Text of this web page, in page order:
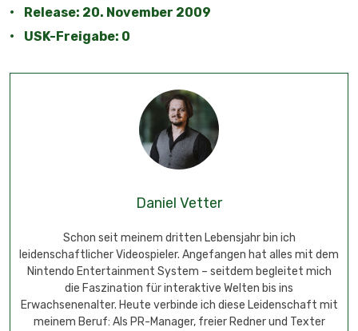
• Release: 20. November 2009
• USK-Freigabe: 0
Daniel Vetter
Schon seit meinem dritten Lebensjahr bin ich
leidenschaftlicher Videospieler. Angefangen hat alles mit dem
Nintendo Entertainment System – seitdem begleitet mich
die Faszination für interaktive Welten bis ins
Erwachsenenalter. Heute verbinde ich diese Leidenschaft mit
meinem Beruf: Als PR-Manager, freier Redner und Texter